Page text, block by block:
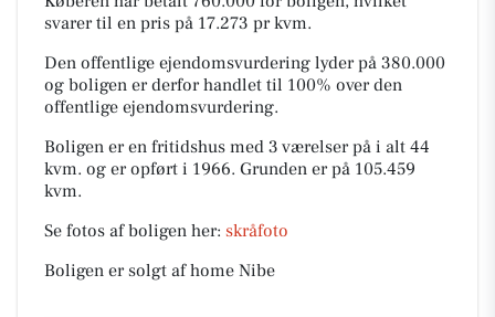
svarer til en pris på 17.273 pr kvm.
Den offentlige ejendomsvurdering lyder på 380.000
og boligen er derfor handlet til 100% over den
offentlige ejendomsvurdering.
Boligen er en fritidshus med 3 værelser på i alt 44
kvm. og er opført i 1966. Grunden er på 105.459
kvm.
Se fotos af boligen her: skråfoto
Boligen er solgt af home Nibe